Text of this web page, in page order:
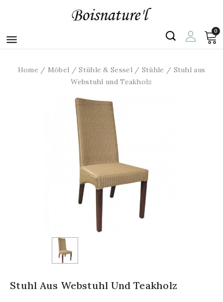

0
Home Möbel Stühle & Sessel Stühle
Stuhl aus
Webstuhl und Teakholz
Stuhl Aus Webstuhl Und Teakholz